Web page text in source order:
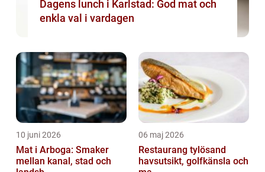
Dagens lunch i Karlstad: God mat och
enkla val i vardagen
10 juni 2026
Mat i Arboga: Smaker
mellan kanal, stad och
06 maj 2026
Restaurang tylösand
havsutsikt, golfkänsla och